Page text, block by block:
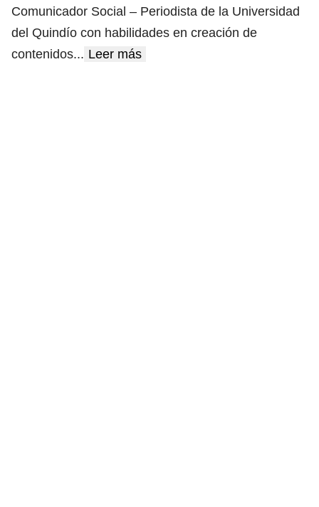
Comunicador Social – Periodista de la Universidad
del Quindío con habilidades en creación de
contenidos... Leer más